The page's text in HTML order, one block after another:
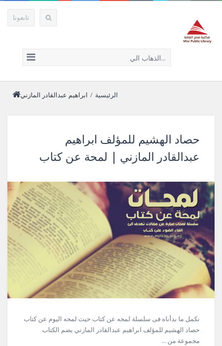
تابعونا
الذهاب الي...
الرئيسية / ابراهيم عبدالقادر المازني
حصاد الهشيم للمؤلف ابراهيم
عبدالقادر المازني | لمحة عن كتاب
نكمل ما بدأناه فى سلسلة لمحه عن كتاب حيث لمحه اليوم عن كتاب
حصاد الهشيم للمؤلف ابراهيم عبدالقادر المازني يضم الكتاب
مجموعة من ...